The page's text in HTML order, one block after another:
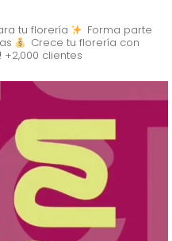
tu florería
Forma parte
Crece tu florería con
+2,000 clientes